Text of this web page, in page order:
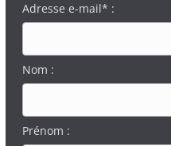
Adresse e-mail* :
Nom :
Prénom :